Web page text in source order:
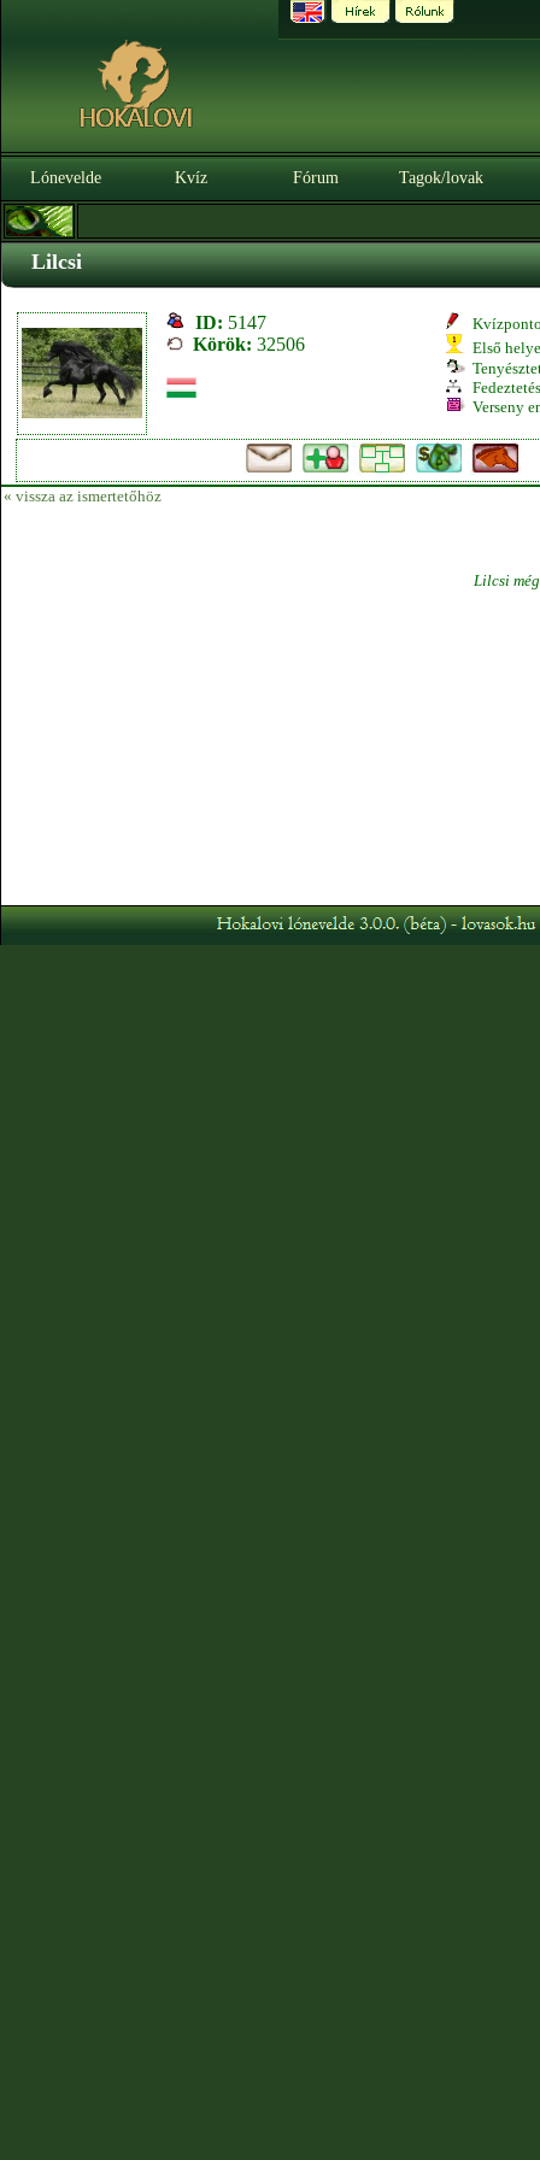
Lónevelde Kvíz Fórum Tagok/lovak
Lilcsi
ID: 5147
Körök: 32506
Első
Verseny
« vissza az ismertetőhöz
Lilcsi